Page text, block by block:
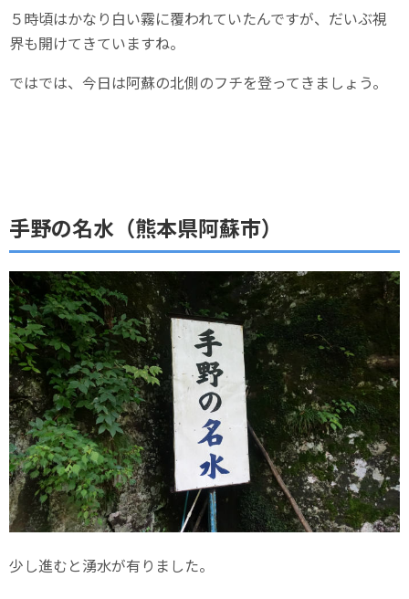
５時頃はかなり白い霧に覆われていたんですが、だいぶ視
界も開けてきていますね。
ではでは、今日は阿蘇の北側のフチを登ってきましょう。
手野の名水（熊本県阿蘇市）
少し進むと湧水が有りました。